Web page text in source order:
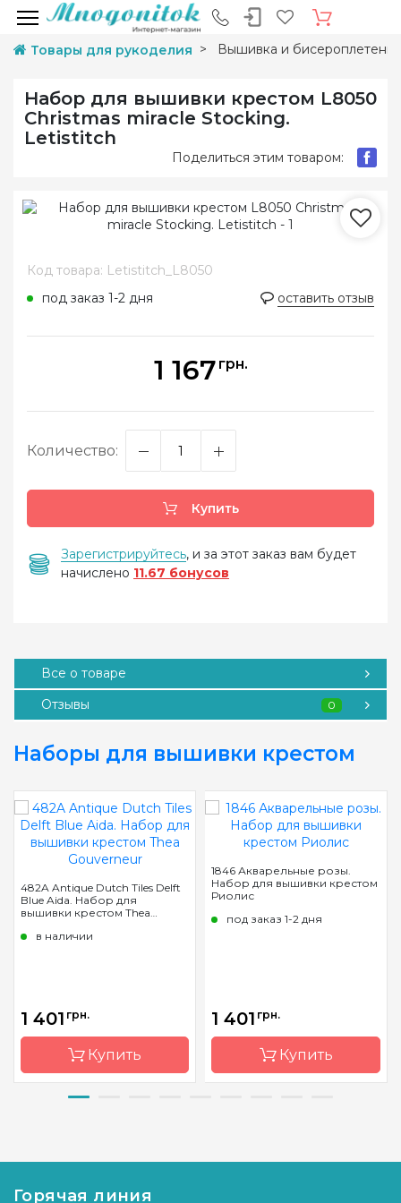
Товары для рукоделия Вышивка и
Набор для вышивки крестом L8050
Christmas miracle Stocking.
Letistitch
Поделиться этим товаром:
Код товара: Letistitch_L8050
под заказ 1-2 дня
оставить отзыв
1 167 грн.
Количество:
Купить
Зарегистрируйтесь, и за этот заказ вам будет
начислено 11.67 бонусов
Все о товаре
Отзывы
0
Наборы для вышивки крестом
482A Antique Dutch Tiles Delft
Blue Aida. Набор для
вышивки крестом Thea
в наличии
1 401 грн.
Купить
производитель
1846 Акварельные розы.
Набор для вышивки крестом
Риолис
под заказ 1-2 дня
1 401 грн.
Купить
Страна-
Литва
Горячая линия